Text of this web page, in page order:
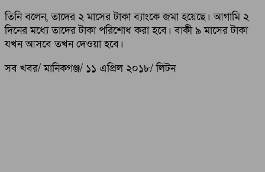
তিনি বলেন, তাদের ২ মাসের টাকা ব্যাংকে জমা হয়েছে। আগামি ২
দিনের মধ্যে তাদের টাকা পরিশোধ করা হবে। বাকী ৯ মাসের টাকা
যখন আসবে তখন দেওয়া হবে।
সব খবর/ মানিকগঞ্জ/ ১১ এপ্রিল ২০১৮/ লিটন